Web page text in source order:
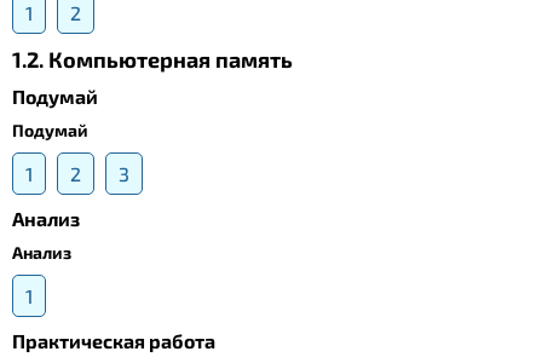
1 2
1.2. Компьютерная память
Подумай
Подумай
1 2
3
Анализ
Анализ
1
Практическая работа